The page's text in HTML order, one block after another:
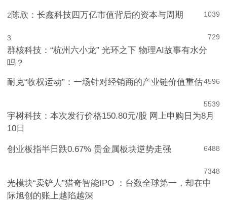
1039
2 陈欣：长鑫科技四万亿市值背后的资本与周期
729
3
群核科技：“杭州六小龙” 光环之下 物理AI故事有水分
吗？
596
4
耐克“收权运动”：一场针对经销商的产业链价值重估
539
5
宇树科技：本次发行价格150.80元/股 网上申购日为8月
10日
488
6
创业板指半日跌0.67% 贵金属板块逆势走强
348
7
光模块“卖铲人”猎奇智能IPO ：台数全球第一，却在中
际旭创的账上越陷越深